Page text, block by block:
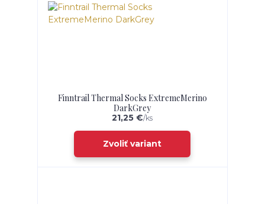
Finntrail Thermal Socks ExtremeMerino
DarkGrey
21,25 €/ks
Zvoliť variant